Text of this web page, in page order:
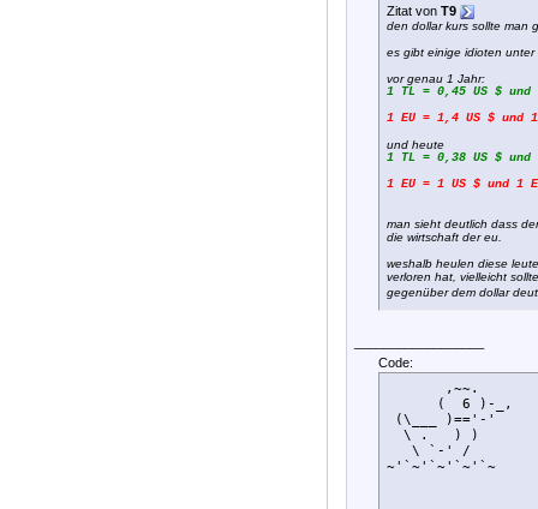
Zitat von T9
den dollar kurs sollte man
es gibt einige idioten
vor genau 1 Jahr:
1 TL = 0,45 US $ und
1 EU = 1,4 US $ und
und heute
1 TL = 0,38 US $ und
1 EU = 1 US $ und 1
man sieht deutlich dass
die wirtschaft der eu.
weshalb heulen diese
verloren hat, vielleicht
gegenüber dem dollar
Code:
       ,~~.
      (  6 )-_,
(\___ )=='-'
  \ .   ) )
   \ `-' /
~'`~'`~'`~'`~